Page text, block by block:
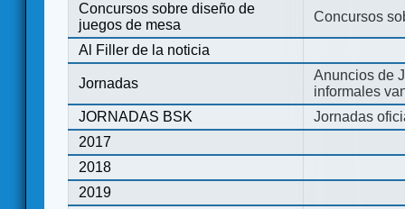
Concursos sobre diseño de
juegos de mesa
Concursos
Al Filler de la noticia
Jornadas
Anuncios de
informales
JORNADAS BSK
Jornadas
2017
2018
2019